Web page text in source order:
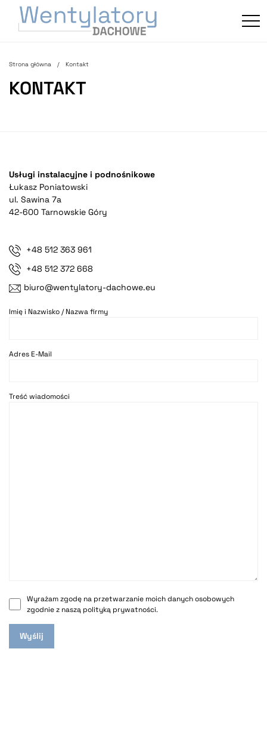
Strona główna Kontakt
KONTAKT
Usługi instalacyjne i podnośnikowe
Łukasz Poniatowski
ul. Sawina 7a
42-600 Tarnowskie Góry
+48 512 363 961
+48 512 372 668
biuro@wentylatory-dachowe.eu
Imię i Nazwisko / Nazwa firmy
Adres E-Mail
Treść wiadomości
Wyrażam zgodę na przetwarzanie moich danych osobowych
zgodnie z naszą polityką prywatności.
Wyślij